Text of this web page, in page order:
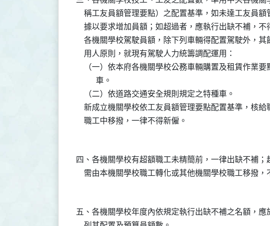
稱工友員額管理要點）之配置基準，如未達工友員
據以要求增加員額；如超過者，應執行出缺不補，不
各機關學校駕駛員額，除下列車輛得配置駕駛外，
    用人原則，就現有駕駛人力統籌調配運用：
（一）依本府各機關學校公務車輛購置及租賃作業
          車。
    （二）依道路交通安全規則規定之特種車。
新成立機關學校依工友員額管理要點配置基準，核
四、各機關學校有超額職工未精簡前，一律出缺不補
五、各機關學校年度內依規定執行出缺不補之名額，